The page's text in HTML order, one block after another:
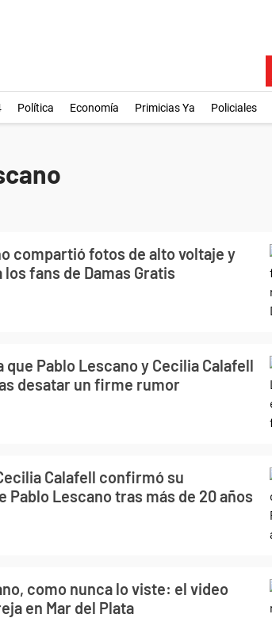
Política Economía Primicias Ya Policiales
compartió fotos de alto voltaje y
fans de Damas Gratis
que Pablo Lescano y Cecilia Calafell
desatar un firme rumor
Calafell confirmó su
Pablo Lescano tras más de 20 años
como nunca lo viste: el video
en Mar del Plata